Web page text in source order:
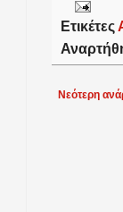
Ετικέτες
Νεότερη